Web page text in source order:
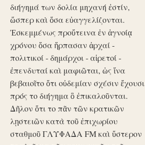
διήγημά των δολία μηχανή ἐστίν,
ὥσπερ καὶ ὅσα εὐαγγελίζονται.
Ἐσκεμμένως προὔτεινα ἐν ἀγνοίᾳ
χρόνου ὅσα ἥρπασαν ἀρχαί -
πολιτικοί - δημάρχοι - αἱρετοί -
ἐπενδυταί καὶ μαφιῶται, ὡς ἵνα
βεβαιοῖτο ὅτι οὐδεμίαν σχέσιν ἔχουσι
πρός το διήγημα ὃ ἐπικαλοῦνται.
Δῆλον ὅτι το πᾶν τῶν κρατικῶν
λῃστειῶν κατὰ τοῦ ἐπιχωρίου
σταθμοῦ ΓΛΥΦΑΔΑ FM καὶ ὕστερον